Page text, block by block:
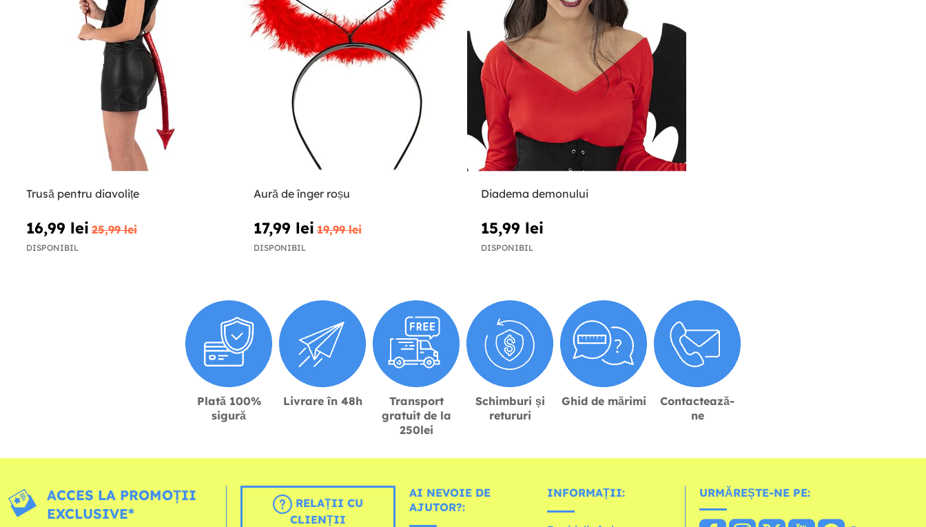
Trusă pentru diavolițe
16,99 lei 25,99 lei
DISPONIBIL
Aură de înger roșu
17,99 lei 19,99 lei
DISPONIBIL
Diadema demonului
15,99 lei
DISPONIBIL
Plată 100%
sigură
Livrare în 48h
Transport
gratuit de la
250lei
Schimburi și
retururi
Ghid de mărimi
Contactează-
ne
ACCES LA PROMOȚII
EXCLUSIVE*
RELAȚII CU
CLIENȚII
AI NEVOIE DE
AJUTOR?:
INFORMAȚII: URMĂREȘTE-NE PE: